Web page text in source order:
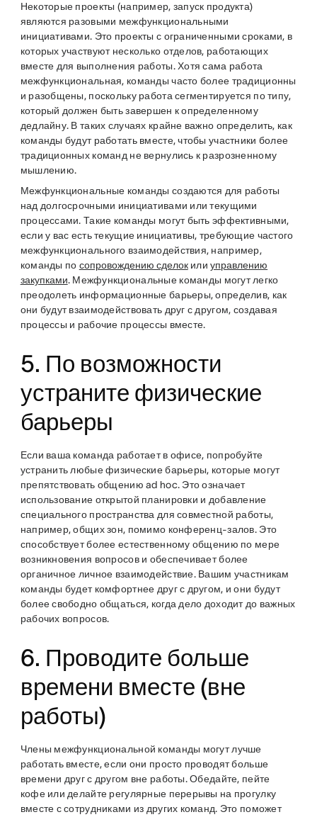
Некоторые проекты (например, запуск продукта)
являются разовыми межфункциональными
инициативами. Это проекты с ограниченными сроками, в
которых участвуют несколько отделов, работающих
вместе для выполнения работы. Хотя сама работа
межфункциональная, команды часто более традиционны
и разобщены, поскольку работа сегментируется по типу,
который должен быть завершен к определенному
дедлайну. В таких случаях крайне важно определить, как
команды будут работать вместе, чтобы участники более
традиционных команд не вернулись к разрозненному
мышлению.
Межфункциональные команды создаются для работы
над долгосрочными инициативами или текущими
процессами. Такие команды могут быть эффективными,
если у вас есть текущие инициативы, требующие частого
межфункционального взаимодействия, например,
команды по сопровождению сделокилиуправлению
закупками. Межфункциональные команды могут легко
преодолеть информационные барьеры, определив, как
они будут взаимодействовать друг с другом, создавая
процессы и рабочие процессы вместе.
5. По возможности
устраните физические
барьеры
Если ваша команда работает в офисе, попробуйте
устранить любые физические барьеры, которые могут
препятствовать общению ad hoc. Это означает
использование открытой планировки и добавление
специального пространства для совместной работы,
например, общих зон, помимо конференц-залов. Это
способствует более естественному общению по мере
возникновения вопросов и обеспечивает более
органичное личное взаимодействие. Вашим участникам
команды будет комфортнее друг с другом, и они будут
более свободно общаться, когда дело доходит до важных
рабочих вопросов.
6. Проводите больше
времени вместе (вне
работы)
Члены межфункциональной команды могут лучше
работать вместе, если они просто проводят больше
времени друг с другом вне работы. Обедайте, пейте
кофе или делайте регулярные перерывы на прогулку
вместе с сотрудниками из других команд. Это поможет